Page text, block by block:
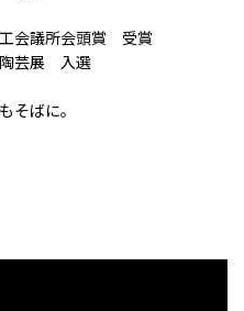
会議所会頭賞 受賞
芸展 入選
そばに。